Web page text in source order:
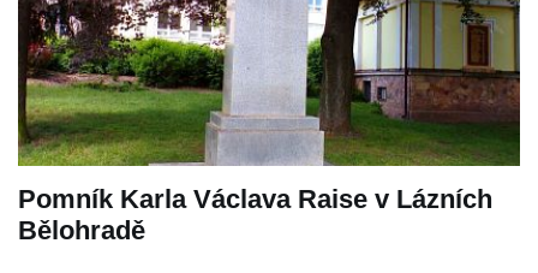
Pomník Karla Václava Raise v Lázních
Bělohradě